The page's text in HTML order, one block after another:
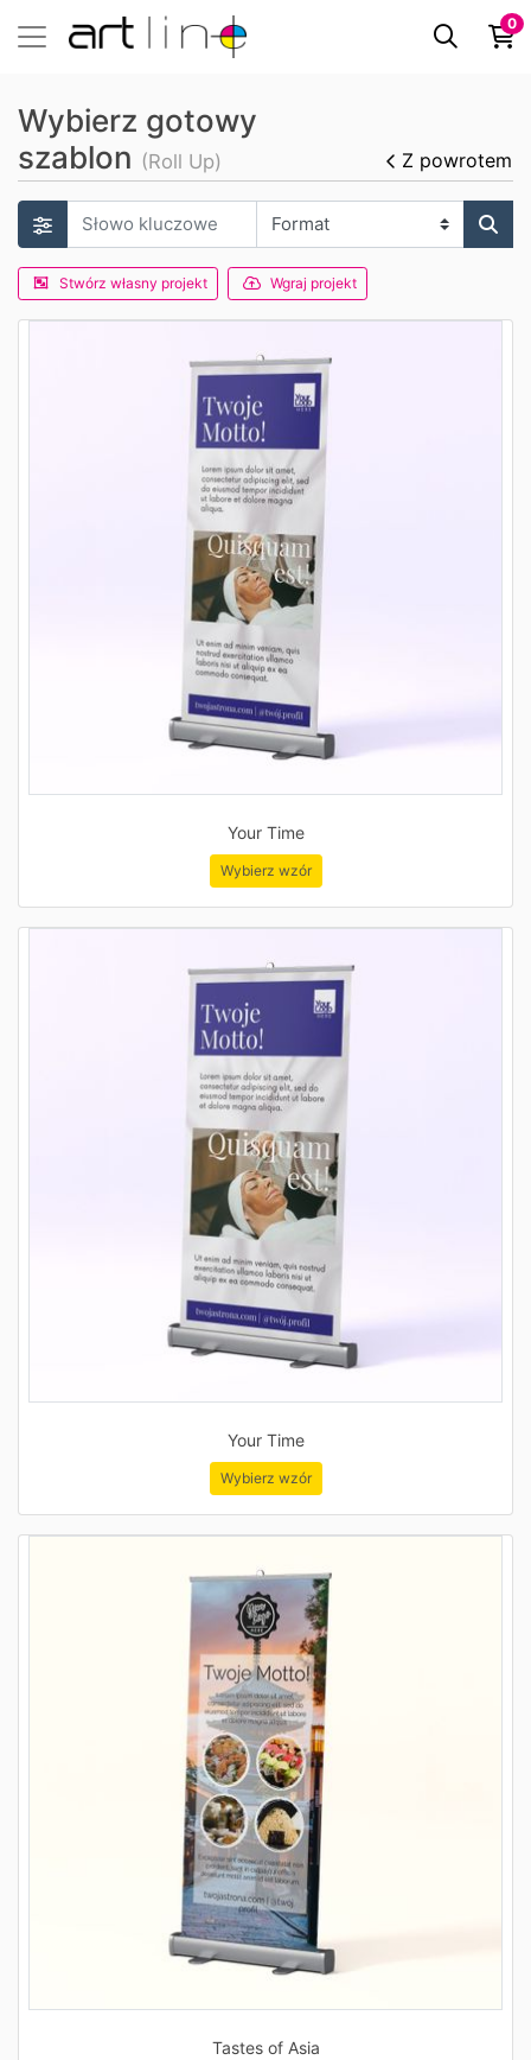
0
Wybierz gotowy
szablon (Roll Up) Z powrotem
Stwórz własny projekt Wgraj projekt
Your Time
Wybierz wzór
Your Time
Wybierz wzór
Tastes of Asia